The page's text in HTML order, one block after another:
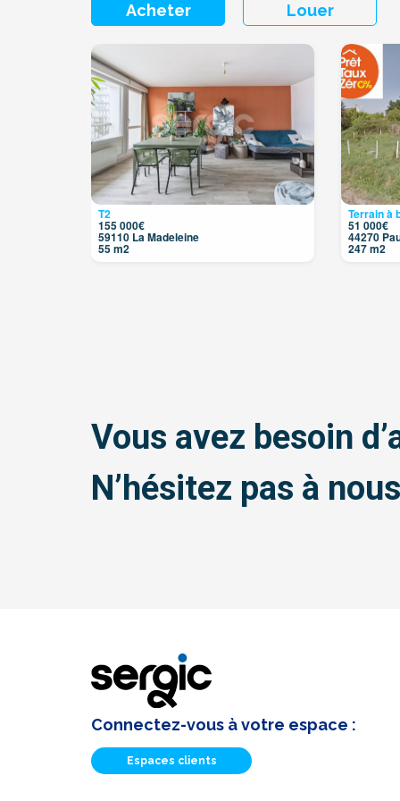
7
4
8
20
3
2
3
Acheter Louer
T2
155 000€
59110 La Madeleine
55 m2
Terrain à
51 000€
44270
247 m2
Vous avez besoin
N’hésitez pas à
Connectez-vous à votre espace :
Espaces clients